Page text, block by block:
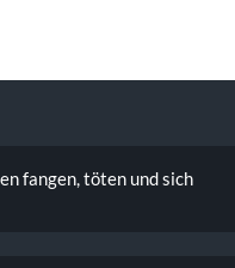
fangen, töten und sich